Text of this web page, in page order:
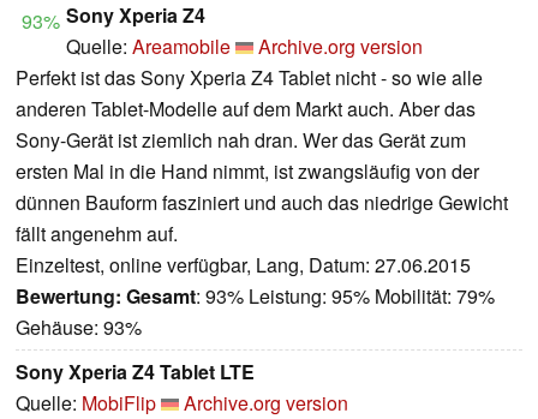
93% Sony Xperia Z4
Quelle: Areamobile
Archive.org version
Perfekt ist das Sony Xperia Z4 Tablet nicht - so wie alle
anderen Tablet-Modelle auf dem Markt auch. Aber das
Sony-Gerät ist ziemlich nah dran. Wer das Gerät zum
ersten Mal in die Hand nimmt, ist zwangsläufig von der
dünnen Bauform fasziniert und auch das niedrige Gewicht
fällt angenehm auf.
Einzeltest, online verfügbar, Lang, Datum: 27.06.2015
Bewertung: Gesamt: 93% Leistung: 95% Mobilität: 79%
Gehäuse: 93%
Sony Xperia Z4 Tablet LTE
Quelle: MobiFlip
Archive.org version